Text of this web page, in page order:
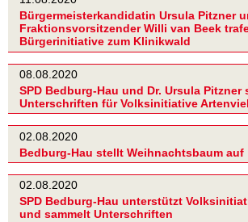
Bürgermeisterkandidatin Ursula Pitzner
Fraktionsvorsitzender Willi van Beek
Bürgerinitiative zum Klinikwald
08.08.2020
SPD Bedburg-Hau und Dr. Ursula Pitzner
Unterschriften für Volksinitiative
02.08.2020
Bedburg-Hau stellt Weihnachtsbaum auf
02.08.2020
SPD Bedburg-Hau unterstützt
und sammelt Unterschriften